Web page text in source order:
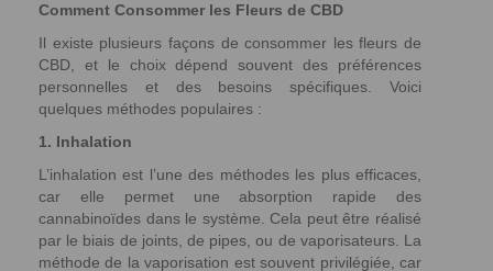
Comment Consommer les Fleurs de CBD
Il existe plusieurs façons de consommer les fleurs de
CBD, et le choix dépend souvent des préférences
personnelles et des besoins spécifiques. Voici
quelques méthodes populaires :
1. Inhalation
L’inhalation est l’une des méthodes les plus efficaces,
car elle permet une absorption rapide des
cannabinoïdes dans le système. Cela peut être réalisé
par le biais de joints, de pipes, ou de vaporisateurs. La
méthode de la vaporisation est souvent privilégiée, car